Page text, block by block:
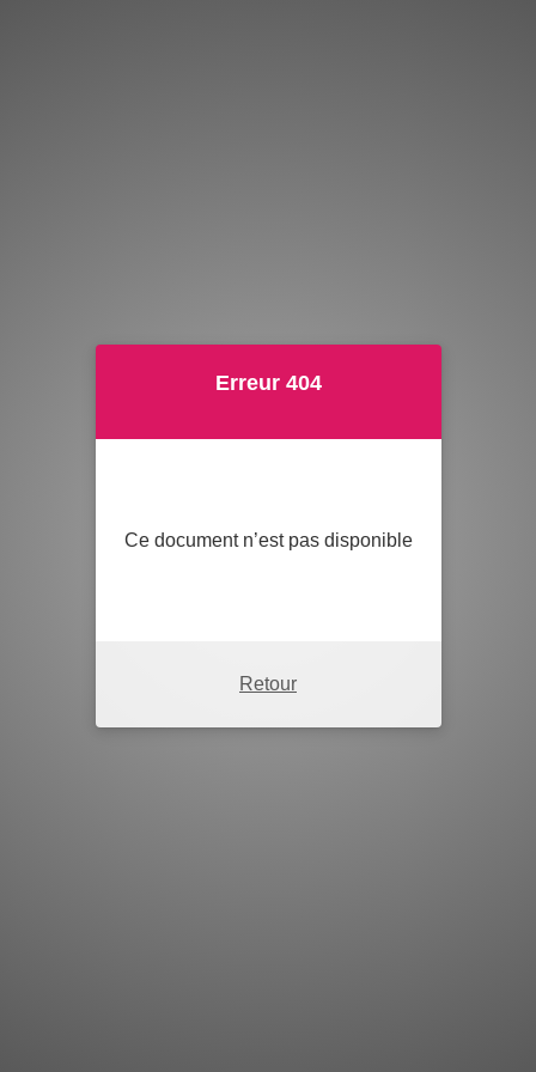
Erreur 404
Ce document n’est pas disponible
Retour